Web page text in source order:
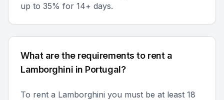
up to 35% for 14+ days.
What are the requirements to rent a
Lamborghini in Portugal?
To rent a Lamborghini you must be at least 18